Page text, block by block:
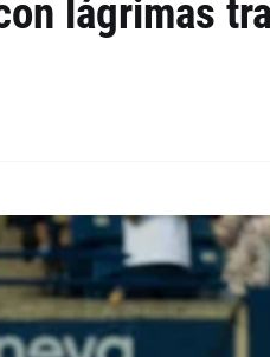
lágrimas